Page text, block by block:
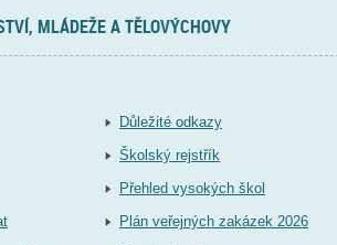
MLÁDEŽE A TĚLOVÝCHOVY
Důležité odkazy
Školský rejstřík
Přehled vysokých škol
Plán veřejných zakázek 2026